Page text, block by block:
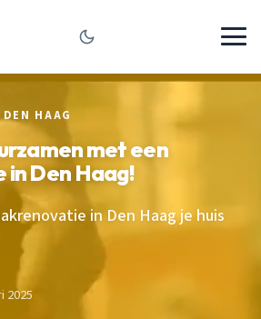
HAAG
met een
Den Haag!
in Den Haag je huis
2025